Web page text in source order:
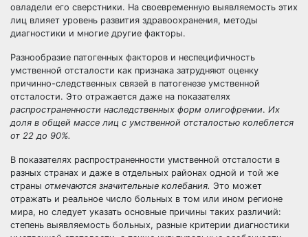
овладели его сверстники. На своевременную выявляемость этих
лиц влияет уровень развития здравоохранения, методы
диагностики и многие другие факторы.
Разнообразие патогенных факторов и неспецифичность
умственной отсталости как признака затрудняют оценку
причинно-следственных связей в патогенезе умственной
отсталости. Это отражается даже на показателях
распространенности наследственных форм олигофрении. Их
доля в общей массе лиц с умственной отсталостью колеблется
от 22 до 90%.
В показателях распространенности умственной отсталости в
разных странах и даже в отдельных районах одной и той же
страны отмечаются значительные колебания. Это может
отражать и реальное число больных в том или ином регионе
мира, но следует указать основные причины таких различий:
степень выявляемость больных, разные критерии диагностики